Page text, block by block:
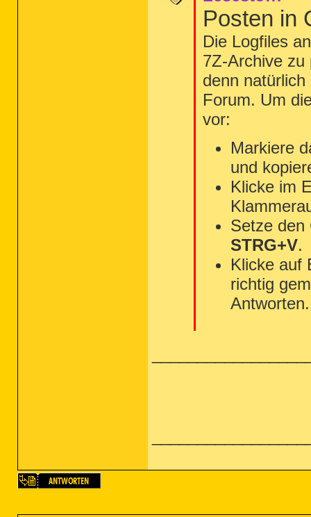
Posten in
Die Logfiles
7Z-Archive zu
denn
Forum. Um
vor:
Markiere
und
Klicke im
Setze den
STRG+V.
Klicke auf
richtig
Antworten.